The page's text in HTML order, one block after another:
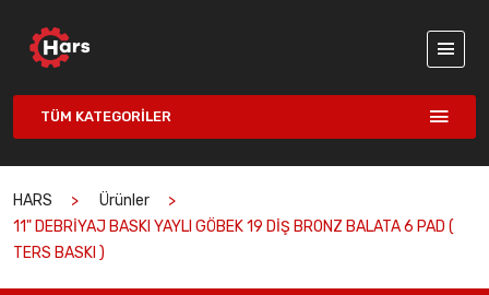
TÜM KATEGORILER
HARS
Ürünler
11" DEBRİYAJ BASKI YAYLI GÖBEK 19 DİŞ BRONZ BALATA 6 PAD (
TERS BASKI )